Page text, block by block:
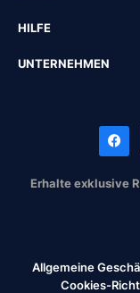
HILFE
UNTERNEHMEN
Erhalte exklusive
Allgemeine
Cookies-